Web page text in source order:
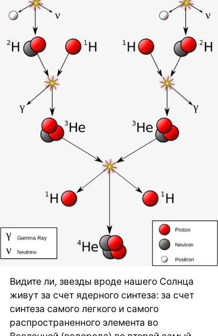
Видите ли, звезды вроде нашего Солнца
живут за счет ядерного синтеза: за счет
синтеза самого легкого и самого
распространенного элемента во